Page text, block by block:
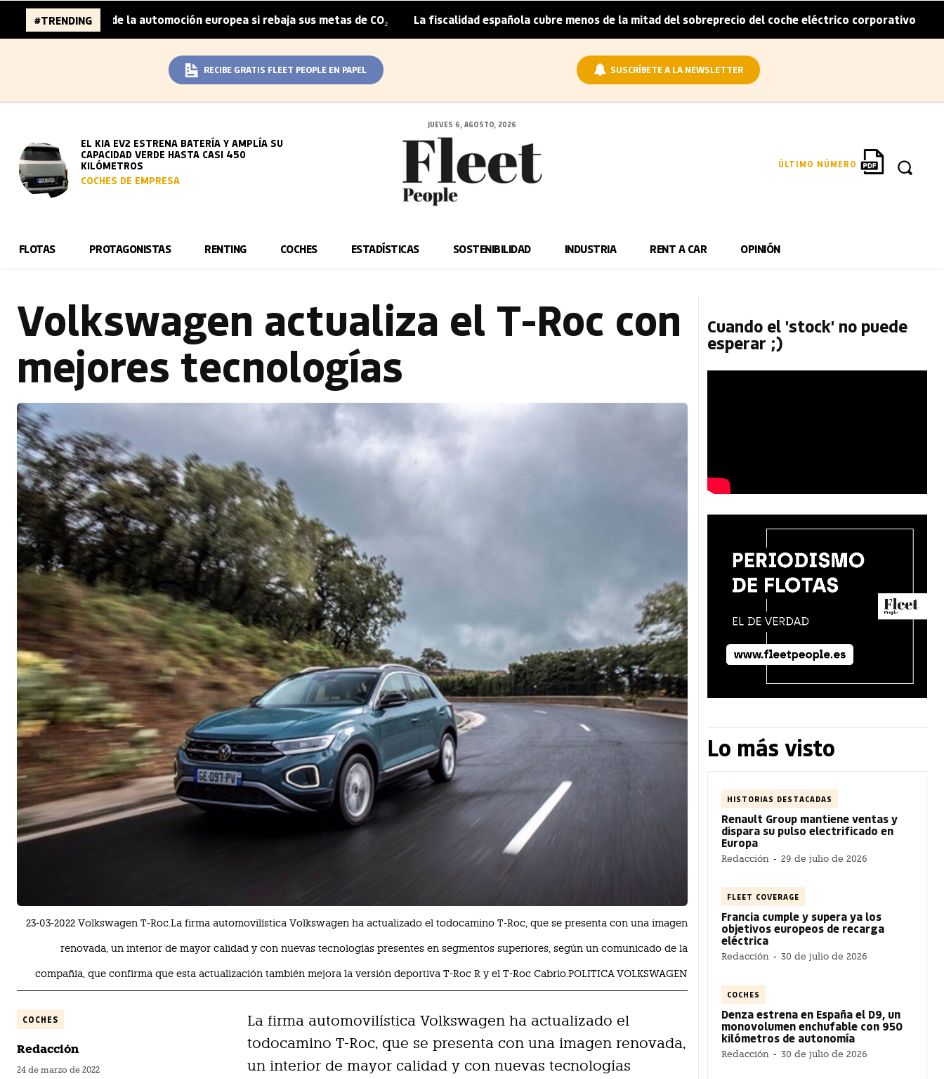
#TRENDING
de la automoción europea si rebaja sus metas de CO₂ | La fiscalidad española cubre menos de la mitad del sobreprecio del coche eléctrico corporativo | Arval convierte
RECIBE GRATIS FLEET PEOPLE EN PAPEL SUSCRÍBETE A LA NEWSLETTER
EL KIA EV2 ESTRENA BATERÍA Y AMPLÍA SU
CAPACIDAD VERDE HASTA CASI 450
KILÓMETROS
COCHES DE EMPRESA
JUEVES 6, AGOSTO, 2026
ÚLTIMO NÚMERO
FLOTAS PROTAGONISTAS RENTING COCHES ESTADÍSTICAS SOSTENIBILIDAD INDUSTRIA RENT A CAR OPINIÓN
Volkswagen actualiza el T-Roc con
mejores tecnologías
23-03-2022 Volkswagen T-Roc.La firma automovilística Volkswagen ha actualizado el todocamino T-Roc, que se presenta con una imagen
renovada, un interior de mayor calidad y con nuevas tecnologías presentes en segmentos superiores, según un comunicado de la
compañía, que confirma que esta actualización también mejora la versión deportiva T-Roc R y el T-Roc Cabrio.POLITICA VOLKSWAGEN
COCHES
Redacción
24 de marzo de 2022
La firma automovilística Volkswagen ha actualizado el
todocamino T-Roc, que se presenta con una imagen renovada,
un interior de mayor calidad y con nuevas tecnologías
Cuando el 'stock' no puede
esperar ;)
Lo más visto
HISTORIAS DESTACADAS
Renault Group mantiene ventas y
dispara su pulso electrificado en
Europa
Redacción - 29 de julio de 2026
FLEET COVERAGE
Francia cumple y supera ya los
objetivos europeos de recarga
eléctrica
Redacción - 30 de julio de 2026
COCHES
Denza estrena en España el D9, un
monovolumen enchufable con 950
kilómetros de autonomía
Redacción - 30 de julio de 2026